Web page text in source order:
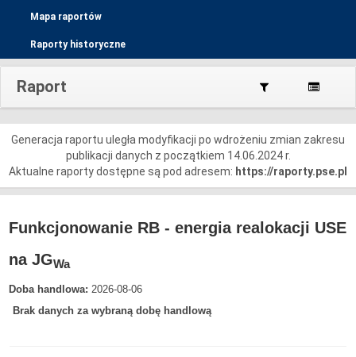
Mapa raportów
Raporty historyczne
Raport
Generacja raportu uległa modyfikacji po wdrożeniu zmian zakresu
publikacji danych z początkiem 14.06.2024 r.
Aktualne raporty dostępne są pod adresem: https://raporty.pse.pl
Funkcjonowanie RB - energia realokacji USE
na JGWa
Doba handlowa: 2026-08-06
Brak danych za wybraną dobę handlową